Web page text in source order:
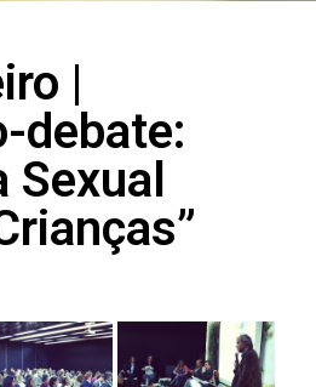
|
debate:
Sexual